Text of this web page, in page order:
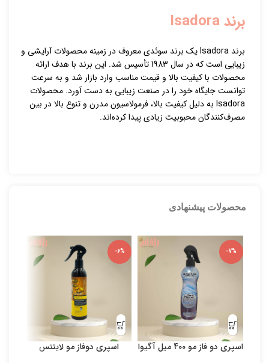
برند Isadora
برند Isadora یک برند سوئدی معروف در زمینه محصولات آرایشی و
زیبایی است که در سال 1983 تأسیس شد. این برند با هدف ارائه
محصولات با کیفیت بالا و قیمت مناسب وارد بازار شد و به سرعت
توانست جایگاه خود را در صنعت زیبایی به دست آورد. محصولات
Isadora به دلیل کیفیت بالا، فرمولاسیون مدرن و تنوع بالا در بین
مصرف‌کنندگان محبوبیت زیادی پیدا کرده‌اند.
محصولات پیشنهادی
-7%
اسپری دو فاز مو 400 میل آگیوا
-6%
اسپری دوفاز مو لایتنس